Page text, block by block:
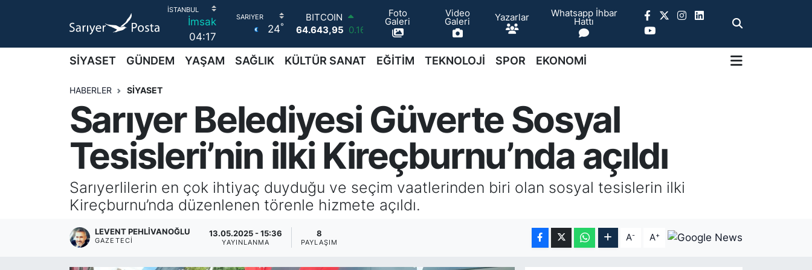
İmsak
04:17
24°
DOLAR
47,6704 0
55,0406 -0.08
STERLİN
0.12
BİST100
13.799 70
BITCOIN
64.643,95
0.16
Foto
Galeri
Video
Galeri Yazarlar Whatsapp İhbar
Hattı
SİYASET GÜNDEM YAŞAM SAĞLIK KÜLTÜR SANAT EĞİTİM TEKNOLOJİ SPOR EKONOMİ
HABERLER SİYASET
Sarıyer Belediyesi Güverte Sosyal
Tesisleri’nin ilki Kireçburnu’nda açıldı
Sarıyerlilerin en çok ihtiyaç duyduğu ve seçim vaatlerinden biri olan sosyal tesislerin ilki
Kireçburnu’nda düzenlenen törenle hizmete açıldı.
LEVENT PEHLIVANOĞLU
GAZETECI
13.05.2025 - 15:36
YAYINLANMA
8
PAYLAŞIM A- A+
AKTUEL
FOTO GALERİ
GÜNCEL HABERLER
İstanbul Nöbetçi Eczaneler
İstanbul Namaz Vakitleri
İstanbul Trafik Yoğunluk Haritası
Süper Lig Puan Durumu ve Fikstür
Tüm Manşetler
Son Dakika Haberleri